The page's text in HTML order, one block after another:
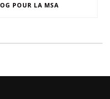
POUR LA MSA